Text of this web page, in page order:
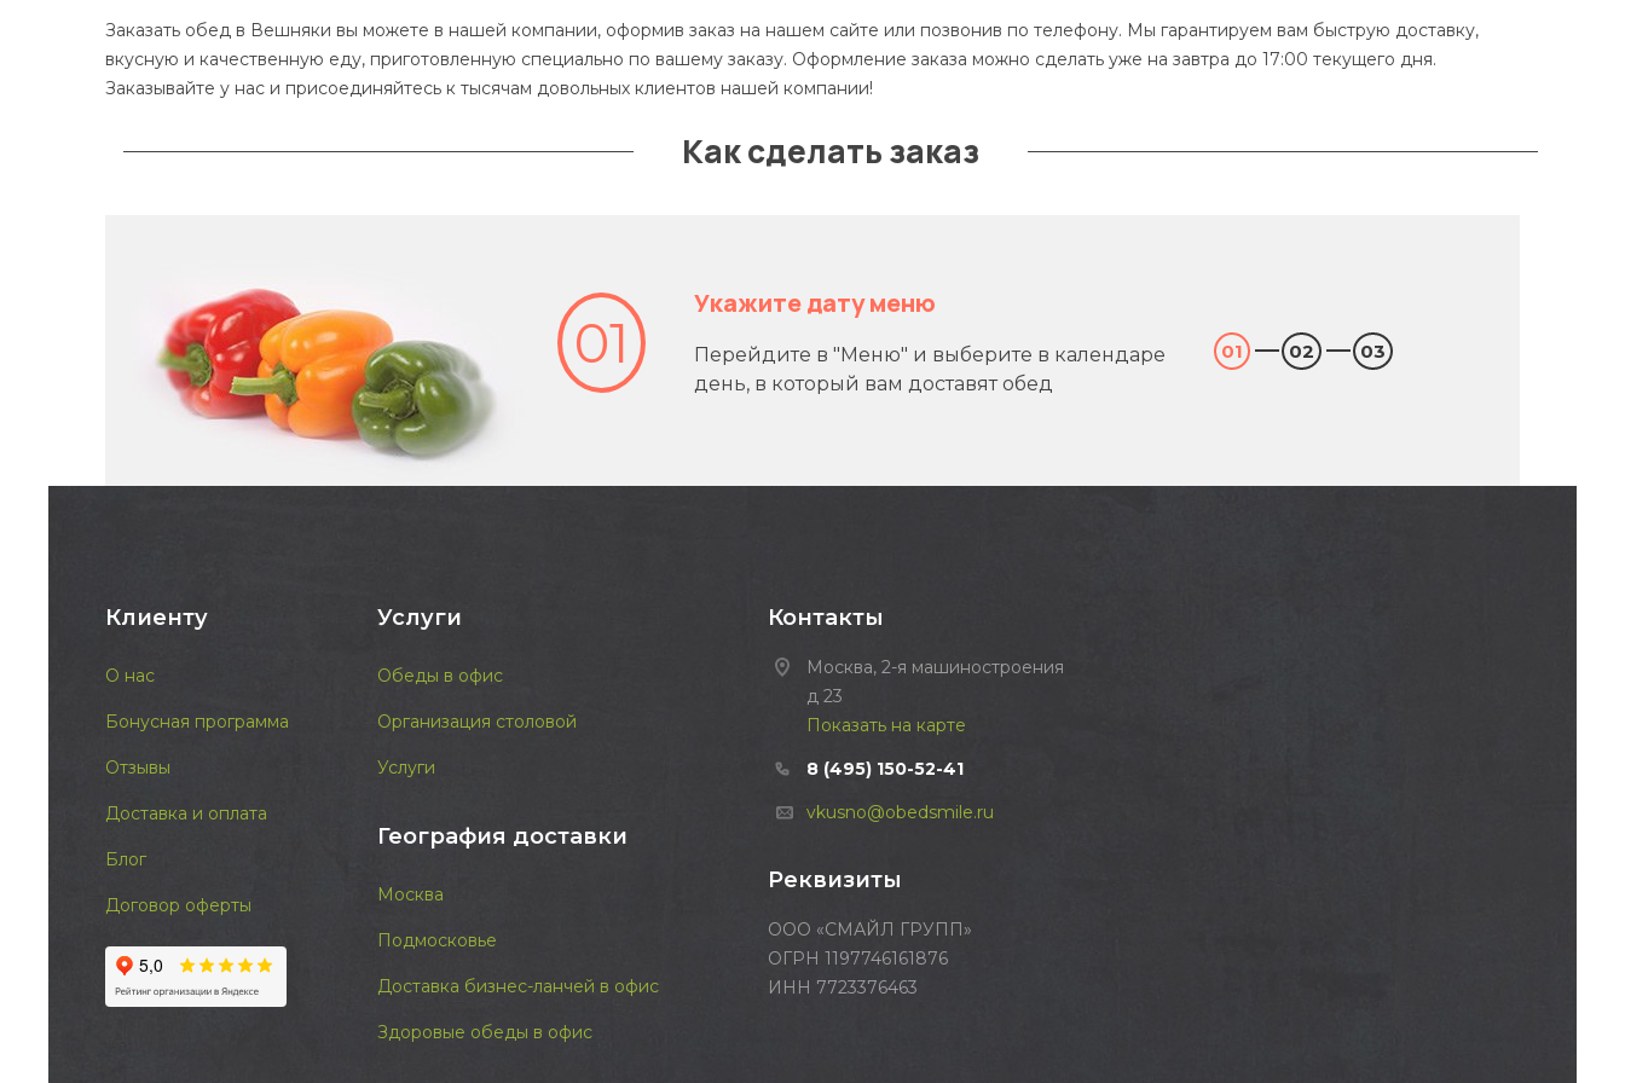
Заказать обед в Вешняки вы можете в нашей компании, оформив заказ на нашем сайте или позвонив по телефону. Мы гарантируем вам быструю доставку,
вкусную и качественную еду, приготовленную специально по вашему заказу. Оформление заказа можно сделать уже на завтра до 17:00 текущего дня.
Заказывайте у нас и присоединяйтесь к тысячам довольных клиентов нашей компании!
Как сделать заказ
01
Укажите дату меню
Перейдите в "Меню" и выберите в календаре
день, в который вам доставят обед
01 02 03
Клиенту
О нас
Бонусная программа
Отзывы
Доставка и оплата
Блог
Договор оферты
Услуги
Обеды в офис
Организация столовой
Услуги
География доставки
Москва
Подмосковье
Доставка бизнес-ланчей в офис
Здоровые обеды в офис
Контакты
Москва, 2-я машиностроения
д 23
Показать на карте
8 (495) 150-52-41
vkusno@obedsmile.ru
Реквизиты
ООО «СМАЙЛ ГРУПП»
ОГРН 1197746161876
ИНН 7723376463